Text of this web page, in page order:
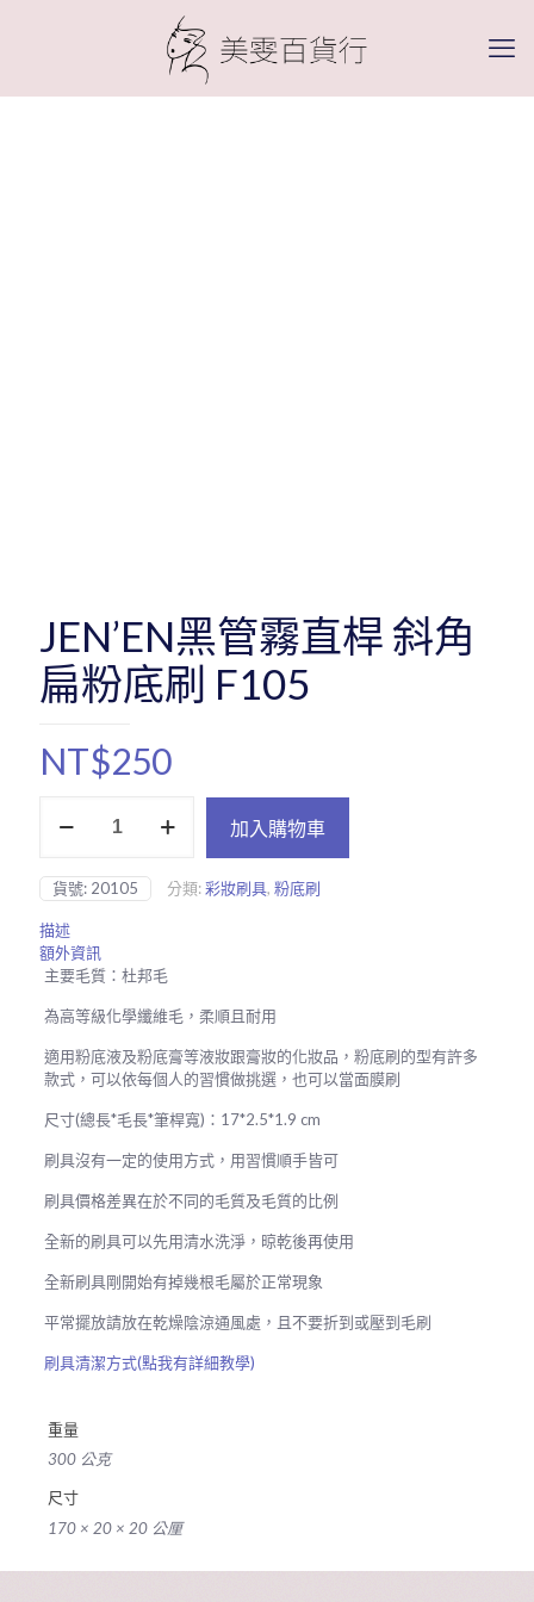
JEN’EN黑管霧直桿 斜角
扁粉底刷 F105
NT$250
霧
直
桿
斜
角
扁
粉
刷
F105
量
加入購物車
貨號: 20105 分類:彩妝刷具, 粉底刷
描述
額外資訊
主要毛質：杜邦毛
為高等級化學纖維毛，柔順且耐用
適用粉底液及粉底膏等液妝跟膏妝的化妝品，粉底刷的型有許多
款式，可以依每個人的習慣做挑選，也可以當面膜刷
尺寸(總長*毛長*筆桿寬)：17*2.5*1.9 cm
刷具沒有一定的使用方式，用習慣順手皆可
刷具價格差異在於不同的毛質及毛質的比例
全新的刷具可以先用清水洗淨，晾乾後再使用
全新刷具剛開始有掉幾根毛屬於正常現象
平常擺放請放在乾燥陰涼通風處，且不要折到或壓到毛刷
刷具清潔方式(點我有詳細教學)
重量
300 公克
尺寸
170 × 20 × 20 公厘